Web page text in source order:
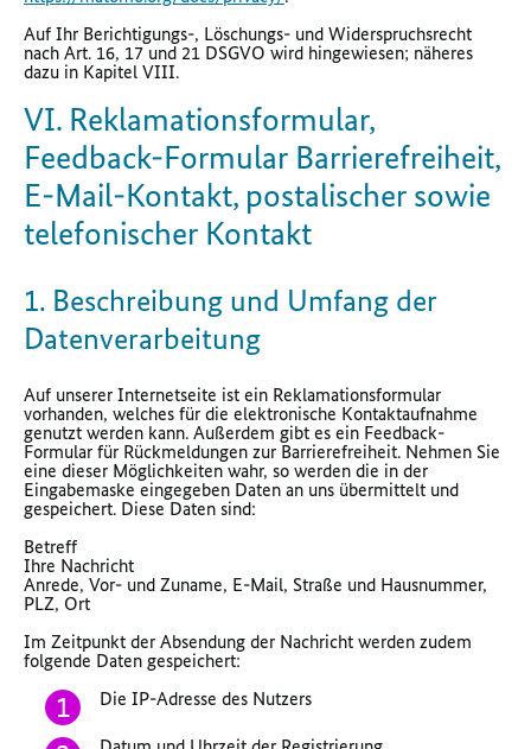
Auf Ihr Berichtigungs-, Löschungs- und Widerspruchsrecht
nach Art. 16, 17 und 21 DSGVO wird hingewiesen; näheres
dazu in Kapitel VIII.
VI. Reklamationsformular,
Feedback-Formular Barrierefreiheit,
E-Mail-Kontakt, postalischer sowie
telefonischer Kontakt
1. Beschreibung und Umfang der
Datenverarbeitung
Auf unserer Internetseite ist ein Reklamationsformular
vorhanden, welches für die elektronische Kontaktaufnahme
genutzt werden kann. Außerdem gibt es ein Feedback-
Formular für Rückmeldungen zur Barrierefreiheit. Nehmen Sie
eine dieser Möglichkeiten wahr, so werden die in der
Eingabemaske eingegeben Daten an uns übermittelt und
gespeichert. Diese Daten sind:
Betreff
Ihre Nachricht
Anrede, Vor- und Zuname, E-Mail, Straße und Hausnummer,
PLZ, Ort
Im Zeitpunkt der Absendung der Nachricht werden zudem
folgende Daten gespeichert:
Die IP-Adresse des Nutzers